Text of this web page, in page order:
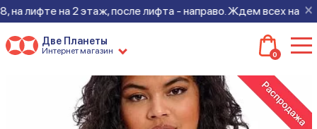
×
на 2 этаж, после лифта - направо. Ждем всех на новом
Две Планеты
Интернет магазин 0